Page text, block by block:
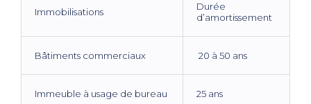
Immobilisations
Durée
d’amortissement
Bâtiments commerciaux 20 à 50 ans
Immeuble à usage de bureau 25 ans